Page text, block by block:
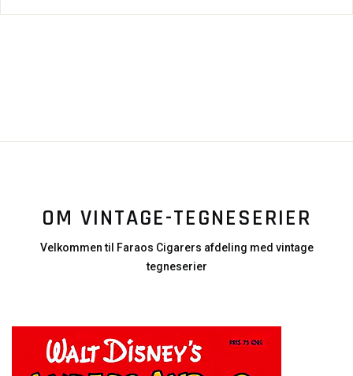
OM VINTAGE-TEGNESERIER
Velkommen til Faraos Cigarers afdeling med vintage
tegneserier